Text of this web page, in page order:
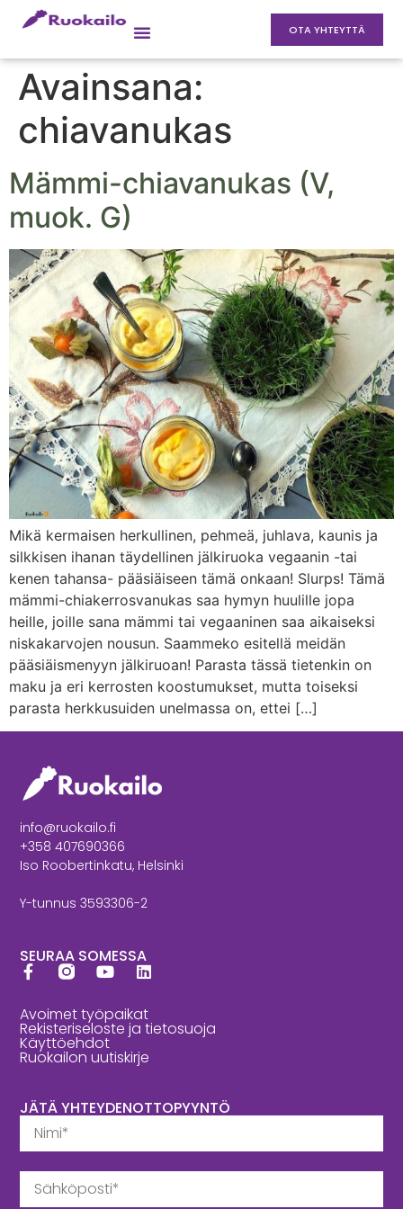
OTA YHTEYTTÄ
Avainsana:
chiavanukas
Mämmi-chiavanukas (V,
muok. G)
Mikä kermaisen herkullinen, pehmeä, juhlava, kaunis ja
silkkisen ihanan täydellinen jälkiruoka vegaanin -tai
kenen tahansa- pääsiäiseen tämä onkaan! Slurps! Tämä
mämmi-chiakerrosvanukas saa hymyn huulille jopa
heille, joille sana mämmi tai vegaaninen saa aikaiseksi
niskakarvojen nousun. Saammeko esitellä meidän
pääsiäismenyyn jälkiruoan! Parasta tässä tietenkin on
maku ja eri kerrosten koostumukset, mutta toiseksi
parasta herkkusuiden unelmassa on, ettei […]
info@ruokailo.fi
+358 407690366
Iso Roobertinkatu, Helsinki
Y-tunnus 3593306-2
SEURAA SOMESSA
Avoimet työpaikat
Rekisteriseloste ja tietosuoja
Käyttöehdot
Ruokailon uutiskirje
JÄTÄ YHTEYDENOTTOPYYNTÖ